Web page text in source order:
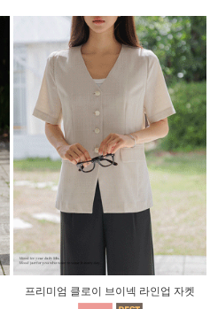
프리미엄 클로이 브이넥 라인업 자켓